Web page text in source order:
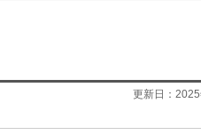
更新日：